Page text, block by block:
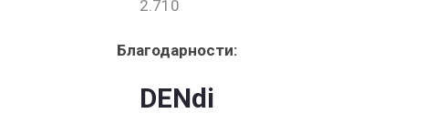
2.710
Благодарности:
DENdi